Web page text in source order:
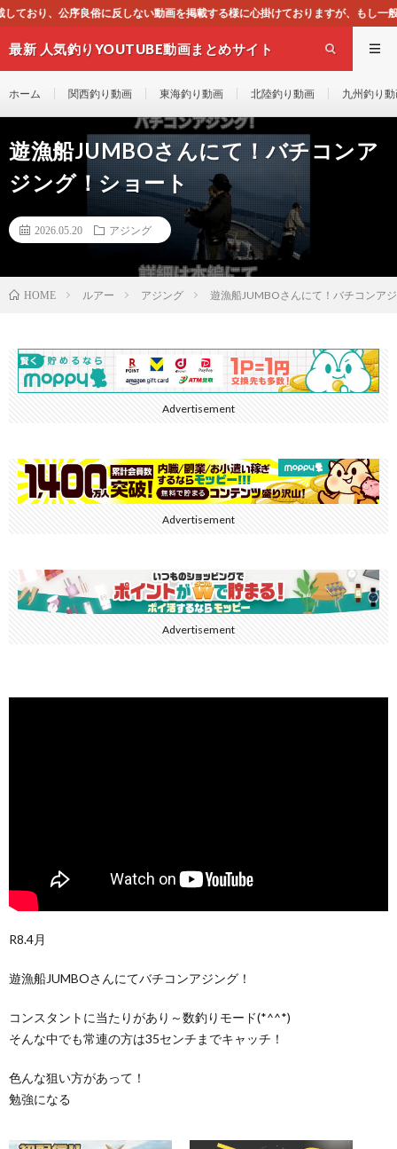
掲載する様に心掛けておりますが、もし一般通念上不適合と思われる動画
最新 人気釣りYOUTUBE動画まとめサイト
ホーム 関西釣り動画 東海釣り動画 北陸釣り動画 九州釣り
遊漁船JUMBOさんにて！バチコンア
ジング！ショート
2026.05.20 アジング
HOME ルアー アジング 遊漁船JUMBOさんにて！バチコンア
Advertisement
Advertisement
Advertisement
R8.4月
遊漁船JUMBOさんにてバチコンアジング！
コンスタントに当たりがあり～数釣りモード(*^^*)
そんな中でも常連の方は35センチまでキャッチ！
色んな狙い方があって！
勉強になる